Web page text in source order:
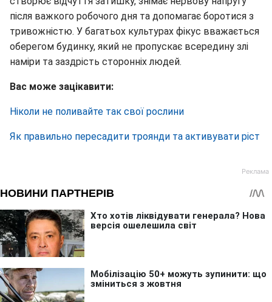
після важкого робочого дня та допомагає боротися з
тривожністю. У багатьох культурах фікус вважається
оберегом будинку, який не пропускає всередину злі
наміри та заздрість сторонніх людей.
Вас може зацікавити:
Ніколи не поливайте так свої рослини
Як правильно пересадити троянди та активувати ріст